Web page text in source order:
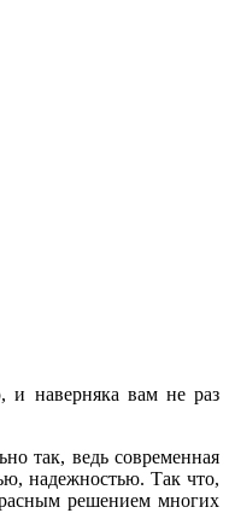
и наверняка вам не раз
так, ведь современная
надежностью. Так что,
решением многих